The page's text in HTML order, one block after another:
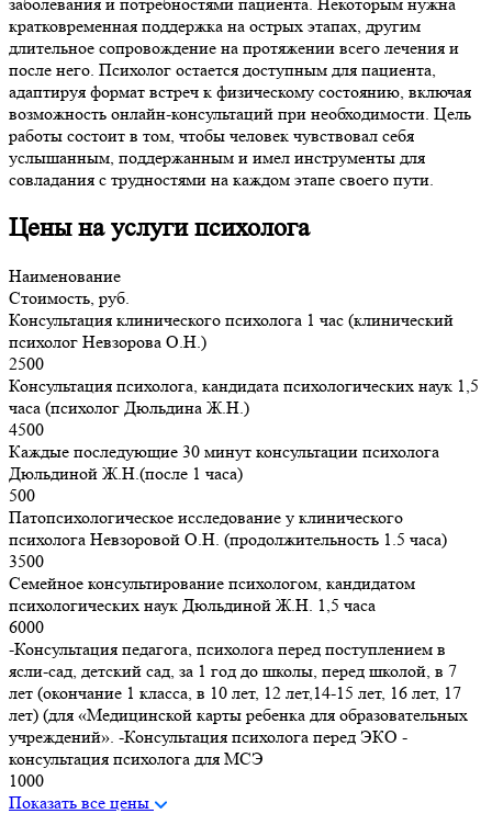
кратковременная поддержка на острых этапах, другим
длительное сопровождение на протяжении всего лечения и
после него. Психолог остается доступным для пациента,
адаптируя формат встреч к физическому состоянию, включая
возможность онлайн-консультаций при необходимости. Цель
работы состоит в том, чтобы человек чувствовал себя
услышанным, поддержанным и имел инструменты для
совладания с трудностями на каждом этапе своего пути.
Цены на услуги психолога
Наименование
Стоимость, руб.
Консультация клинического психолога 1 час (клинический
психолог Невзорова О.Н.)
2500
Консультация психолога, кандидата психологических наук 1,5
часа (психолог Дюльдина Ж.Н.)
4500
Каждые последующие 30 минут консультации психолога
Дюльдиной Ж.Н.(после 1 часа)
500
Патопсихологическое исследование у клинического
психолога Невзоровой О.Н. (продолжительность 1.5 часа)
3500
Семейное консультирование психологом, кандидатом
психологических наук Дюльдиной Ж.Н. 1,5 часа
6000
-Консультация педагога, психолога перед поступлением в
ясли-сад, детский сад, за 1 год до школы, перед школой, в 7
лет (окончание 1 класса, в 10 лет, 12 лет,14-15 лет, 16 лет, 17
лет) (для «Медицинской карты ребенка для образовательных
учреждений». -Консультация психолога перед ЭКО -
консультация психолога для МСЭ
1000
Показать все цены